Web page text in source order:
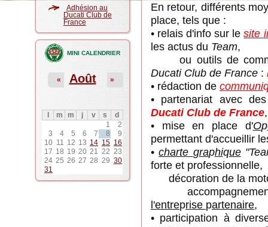
Adhésion au
Ducati Club de
France
MINI CALENDRIER
Août
« »
m m j v s
d
1
2
3
4 5 6 7 8
9
10 11 12 13 14 15 16
17 18 19 20 21 22 23
24 25 26 27 28 29 30
31
En retour, différents
place, tels que :
• relais d'info sur lesite
les actus du Team,
ou outils de
Ducati Club de France :
• rédaction de communi
• partenariat avec
Ducati Club de France,
• mise en place d'Op
permettant d'accueillir
•charte graphique
forte et professionnelle,
décoration de la
l'entreprise partenaire,
• participation à